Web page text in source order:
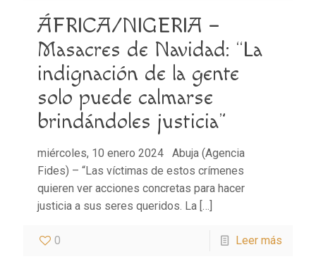
ÁFRICA/NIGERIA –
Masacres de Navidad: “La
indignación de la gente
solo puede calmarse
brindándoles justicia”
miércoles, 10 enero 2024 Abuja (Agencia
Fides) – “Las víctimas de estos crímenes
quieren ver acciones concretas para hacer
justicia a sus seres queridos. La […]
0 Leer más